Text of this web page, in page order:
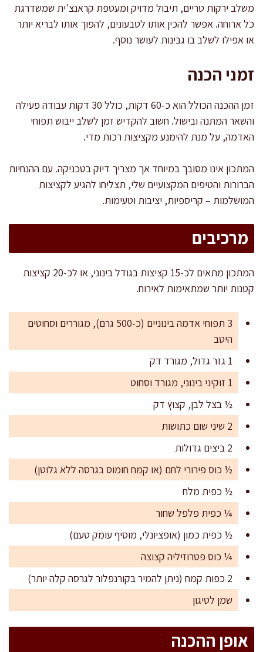
משלב ירקות טריים, תיבול מדויק ומעטפת קראנצ'ית שמשדרגת
כל ארוחה. אפשר להכין אותו לטבעונים, להפוך אותו לבריא יותר
או אפילו לשלב בו גבינות לעושר נוסף.
זמני הכנה
זמן ההכנה הכולל הוא כ-60 דקות, כולל 30 דקות עבודה פעילה
והשאר המתנה ובישול. חשוב להקדיש זמן לשלב ייבוש תפוחי
האדמה, על מנת להימנע מקציצות רכות מדי.
המתכון אינו מסובך במיוחד אך מצריך דיוק בטכניקה. עם ההנחיות
הברורות והטיפים המקצועיים שלי, תצליחו להגיע לקציצות
המושלמות – קריספיות, יציבות וטעימות.
מרכיבים
המתכון מתאים לכ-15 קציצות בגודל בינוני, או לכ-20 קציצות
קטנות יותר שמתאימות לאירוח.
3 תפוחי אדמה בינוניים (כ-500 גרם), מגוררים וסחוטים
היטב
1 גזר גדול, מגורד דק
1 זוקיני בינוני, מגורד וסחוט
½ בצל לבן, קצוץ דק
2 שיני שום כתושות
2 ביצים גדולות
½ כוס פירורי לחם (או קמח חומוס בגרסה ללא גלוטן)
½ כפית מלח
¼ כפית פלפל שחור
½ כפית כמון (אופציונלי, מוסיף עומק טעם)
¼ כוס פטרוזיליה קצוצה
2 כפות קמח (ניתן להמיר בקורנפלור לגרסה קלה יותר)
שמן לטיגון
אופן ההכנה